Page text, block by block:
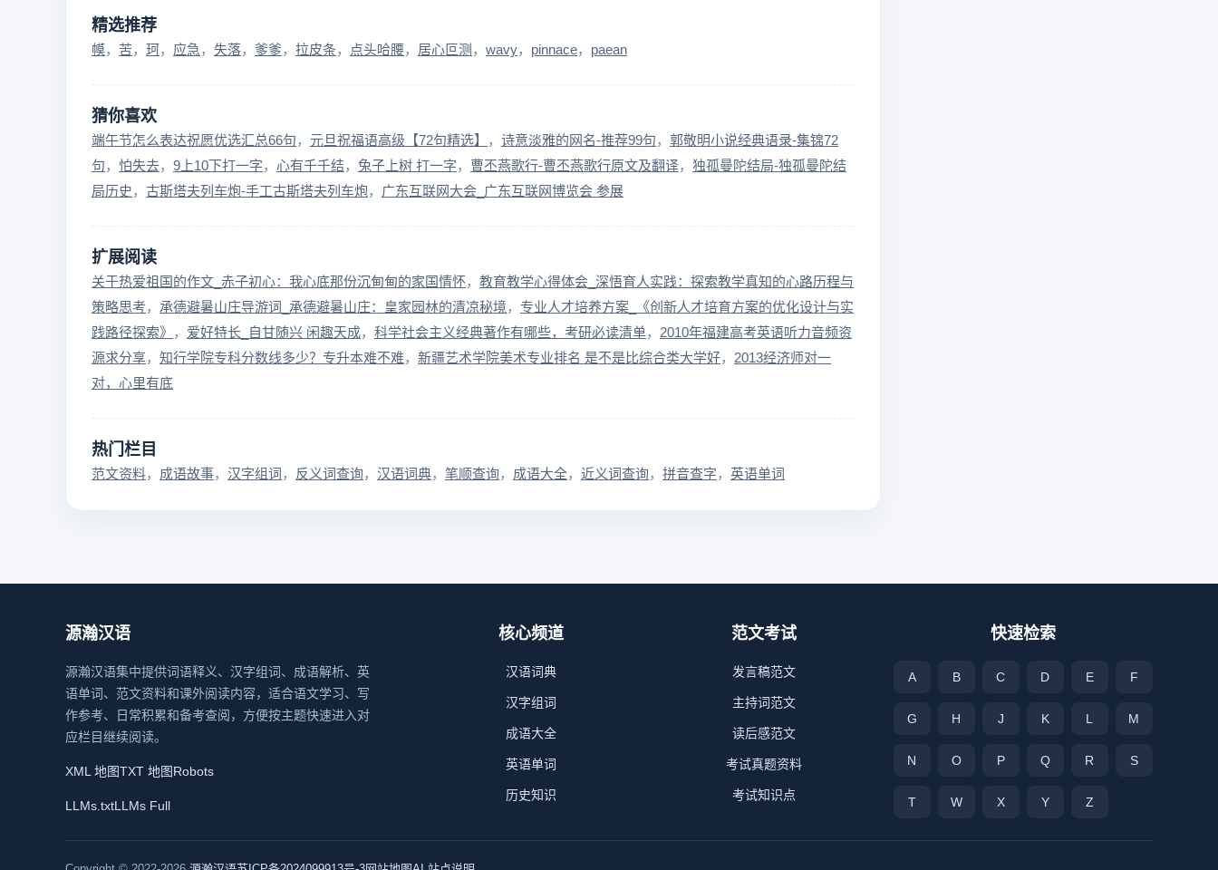
精选推荐
幙 苦 珂 应急 失落 爹爹 拉皮条 点头哈腰 居心叵测 wavy pinnace paean
猜你喜欢
端午节怎么表达祝愿优选汇总66句 元旦祝福语高级【72句精选】 诗意淡雅的网名-推荐99句
郭敬明小说经典语录-集锦72
句
怕失去 9上10下打一字 心有千千结 兔子上树 打一字 曹丕燕歌行-曹丕燕歌行原文及翻译
独孤曼陀结局-独孤曼陀结
局历史
古斯塔夫列车炮-手工古斯塔夫列车炮 广东互联网大会_广东互联网博览会 参展
扩展阅读
关于热爱祖国的作文_赤子初心：我心底那份沉甸甸的家国情怀
教育教学心得体会_深悟育人实践：探索教学真知的心路历程与
策略思考
承德避暑山庄导游词_承德避暑山庄：皇家园林的清凉秘境
专业人才培养方案_《创新人才培育方案的优化设计与实
践路径探索》
爱好特长_自甘随兴 闲趣天成 科学社会主义经典著作有哪些，考研必读清单
2010年福建高考英语听力音频资
源求分享
知行学院专科分数线多少？专升本难不难 新疆艺术学院美术专业排名 是不是比综合类大学好
2013经济师对一
对，心里有底
热门栏目
范文资料 成语故事 汉字组词 反义词查询 汉语词典 笔顺查询 成语大全 近义词查询 拼音查字 英语单词
源瀚汉语
源瀚汉语集中提供词语释义、汉字组词、成语解析、英
语单词、范文资料和课外阅读内容，适合语文学习、写
作参考、日常积累和备考查阅，方便按主题快速进入对
应栏目继续阅读。
XML 地图TXT 地图Robots
LLMs.txtLLMs Full
核心频道
汉语词典
汉字组词
成语大全
英语单词
历史知识
范文考试
发言稿范文
主持词范文
读后感范文
考试真题资料
考试知识点
快速检索
A B C D E F
G H J K L M
N O P Q R S
T W X Y Z